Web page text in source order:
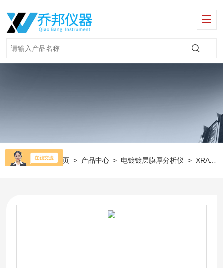
当前位置： 首页 > 产品中心 > 电镀镀层膜厚分析仪 >XRAY金属厚度测试仪